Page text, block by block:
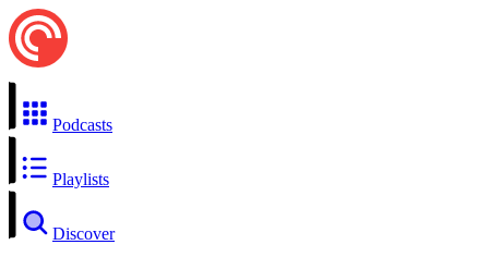
Podcasts
Playlists
Discover